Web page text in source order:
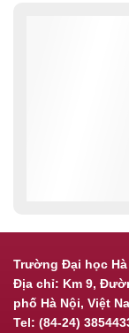
Trường Đại học
Địa chỉ: Km 9,
phố Hà Nội, Việt
Tel: (84-24)